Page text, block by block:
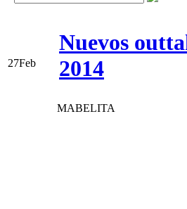
27Feb
Nuevos
2014
MABELITA